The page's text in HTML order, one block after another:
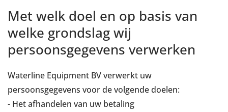
Met welk doel en op basis van
welke grondslag wij
persoonsgegevens verwerken
Waterline Equipment BV verwerkt uw
persoonsgegevens voor de volgende doelen:
- Het afhandelen van uw betaling